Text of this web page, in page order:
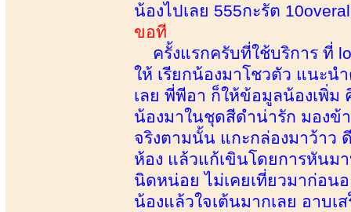
น้องไปเลย 555กะรัต
ขอที
ครั้งแรกครับที่ใช้บริการ ที่
ให้ เรียกน้องมาโชวตัว แนะ
เลย พี่พีอา ก็ให้ข้อมูลน้องเพิ่
น้องมาในชุดสีดำน่ารัก มองข้
จริงตามนั้น แกะกล่องมาว้าว
ห้อง แล้วแก้เขินโดยการหันม
นิดหน่อย ไม่เคยเที่ยวมาก่อน
น้องแล้วใจเต้นมากเลย อา